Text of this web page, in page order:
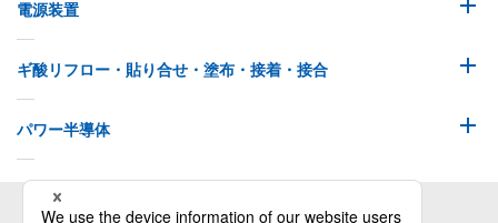
電源装置
ギ酸リフロー・貼り合せ・塗布・接着・接合
パワー半導体